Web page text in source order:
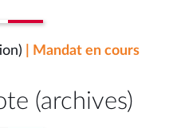
| Mandat en cours
(archives)